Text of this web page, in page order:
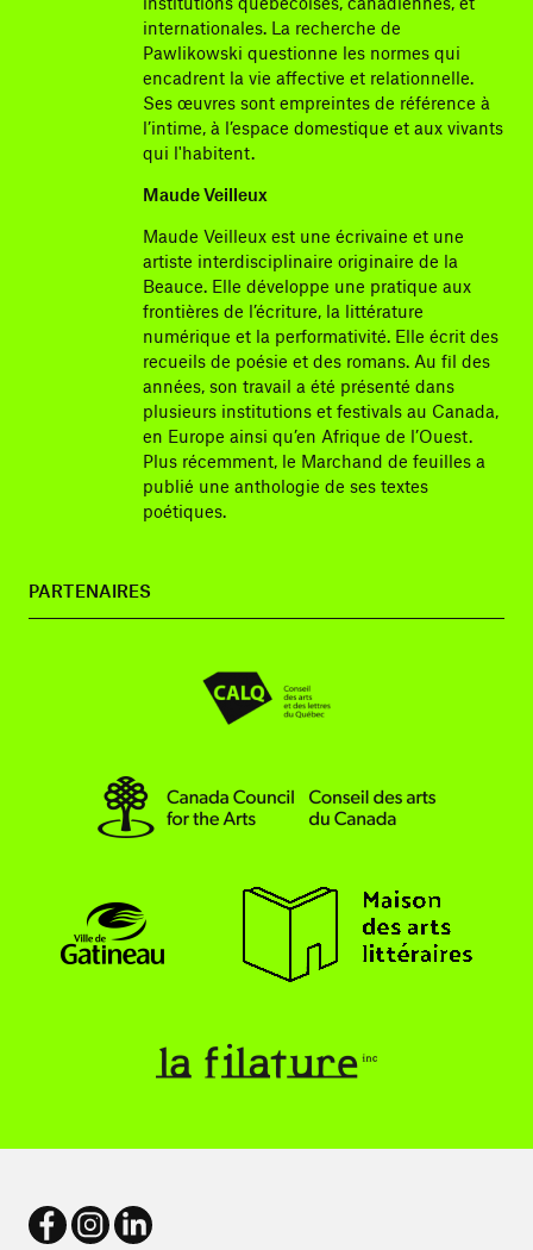
internationales. La recherche de
Pawlikowski questionne les normes qui
encadrent la vie affective et relationnelle.
Ses œuvres sont empreintes de référence à
l’intime, à l’espace domestique et aux vivants
qui l'habitent.
Maude Veilleux
Maude Veilleux est une écrivaine et une
artiste interdisciplinaire originaire de la
Beauce. Elle développe une pratique aux
frontières de l’écriture, la littérature
numérique et la performativité. Elle écrit des
recueils de poésie et des romans. Au fil des
années, son travail a été présenté dans
plusieurs institutions et festivals au Canada,
en Europe ainsi qu’en Afrique de l’Ouest.
Plus récemment, le Marchand de feuilles a
publié une anthologie de ses textes
poétiques.
PARTENAIRES